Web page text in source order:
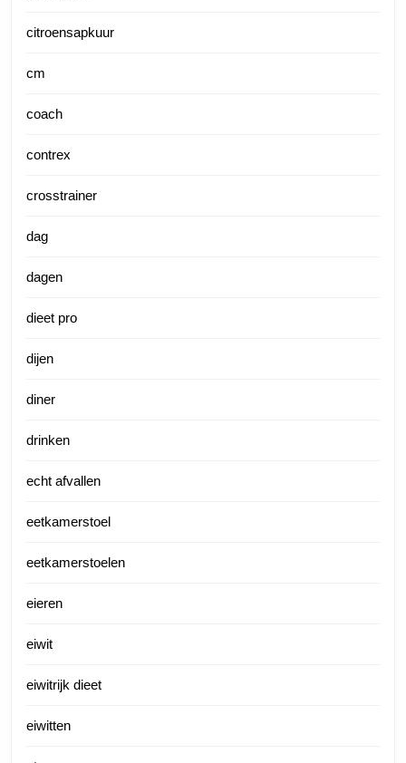
citroensapkuur
cm
coach
contrex
crosstrainer
dag
dagen
dieet pro
dijen
diner
drinken
echt afvallen
eetkamerstoel
eetkamerstoelen
eieren
eiwit
eiwitrijk dieet
eiwitten